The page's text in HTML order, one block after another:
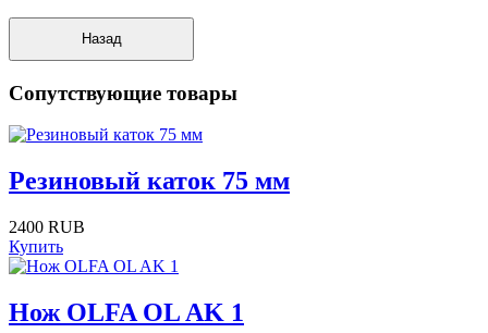
Сопутствующие товары
Резиновый каток 75 мм
2400 RUB
Купить
Нож OLFA OL AK 1